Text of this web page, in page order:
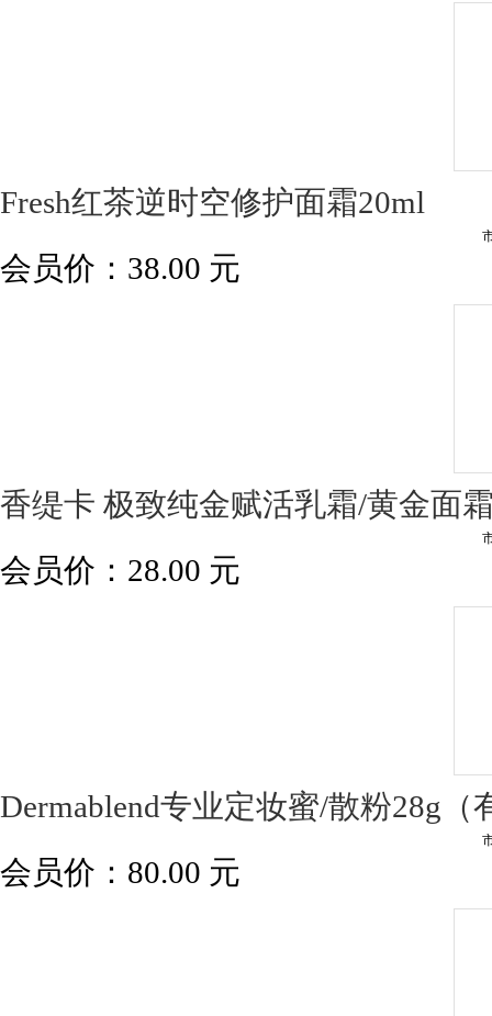
Fresh红茶逆时空修护面霜20ml
会员价： 38.00 元
香缇卡 极致纯金赋活乳霜/黄金面
会员价： 28.00 元
Dermablend专业定妆蜜/散粉28g（
会员价： 80.00 元